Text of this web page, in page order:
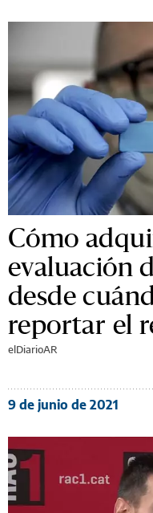
Cómo
evaluación
desde
reportar el
elDiarioAR
9 de junio de 2021